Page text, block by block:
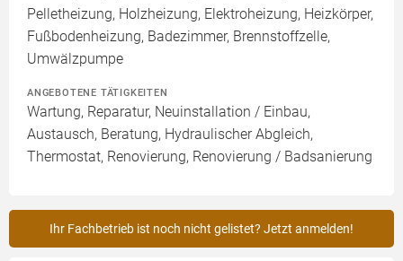
Pelletheizung, Holzheizung, Elektroheizung, Heizkörper,
Fußbodenheizung, Badezimmer, Brennstoffzelle,
Umwälzpumpe
ANGEBOTENE TÄTIGKEITEN
Wartung, Reparatur, Neuinstallation / Einbau,
Austausch, Beratung, Hydraulischer Abgleich,
Thermostat, Renovierung, Renovierung / Badsanierung
Ihr Fachbetrieb ist noch nicht gelistet? Jetzt anmelden!